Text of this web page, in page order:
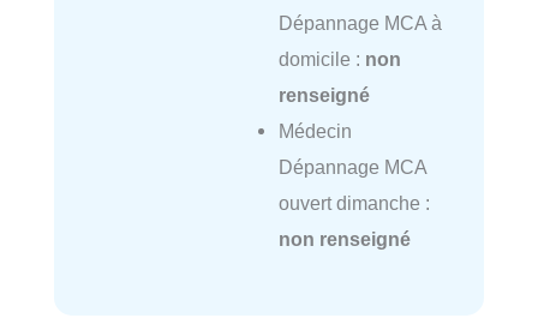
Dépannage MCA à
domicile : non
renseigné
Médecin
Dépannage MCA
ouvert dimanche :
non renseigné